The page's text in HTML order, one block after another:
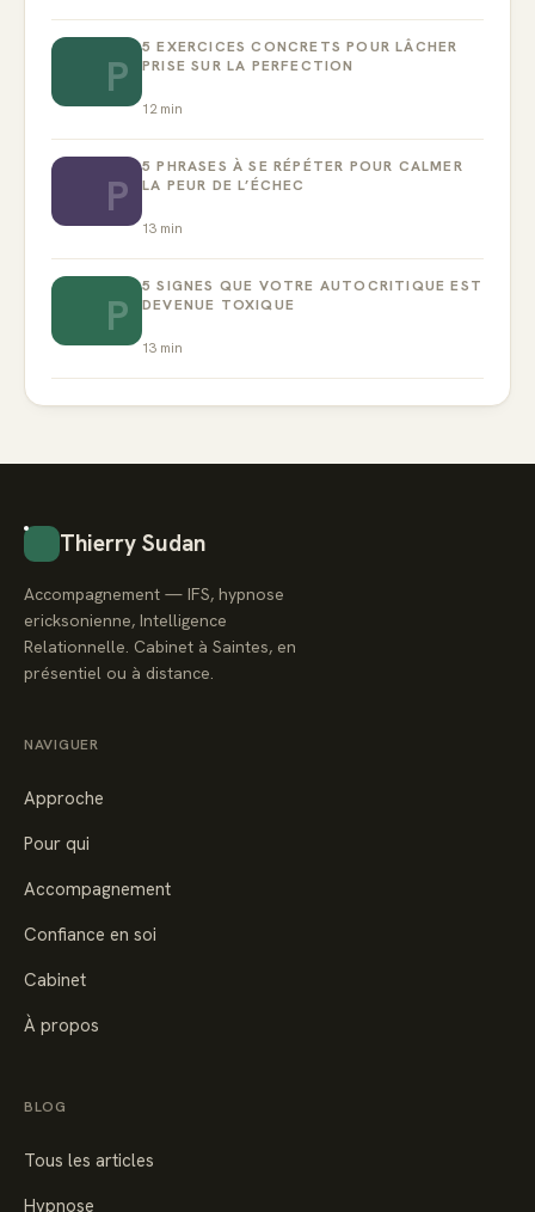
P
5 EXERCICES CONCRETS POUR LÂCHER
PRISE SUR LA PERFECTION
12min
P
5 PHRASES À SE RÉPÉTER POUR CALMER
LA PEUR DE L’ÉCHEC
13 min
P
5 SIGNES QUE VOTRE AUTOCRITIQUE EST
DEVENUE TOXIQUE
13 min
Thierry Sudan
Accompagnement — IFS, hypnose
ericksonienne, Intelligence
Relationnelle. Cabinet à Saintes, en
présentiel ou à distance.
NAVIGUER
Approche
Pour qui
Accompagnement
Confiance en soi
Cabinet
À propos
BLOG
Tous les articles
Hypnose